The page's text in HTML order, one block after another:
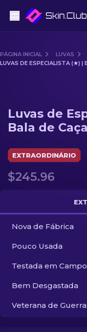
Nível
Rifles de
Luvas
Outro
PÁGINA INICIAL LUVAS
LUVAS DE ESPECIALISTA (★) |
Luvas de
Bala de Caça
EXTRAORDINÁRIO
$245.96
Nova de Fábrica
Pouco Usada
Testada em Campo
Bem Desgastada
Veterana de Guerra